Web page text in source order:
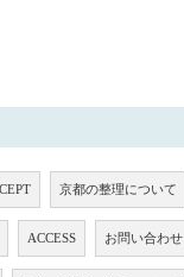
京都の整理について
ACCESS お問い合わせ